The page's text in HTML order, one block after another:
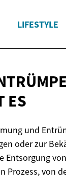
LIFESTYLE
ES
und
oder zur
Entsorgung
Prozess, von